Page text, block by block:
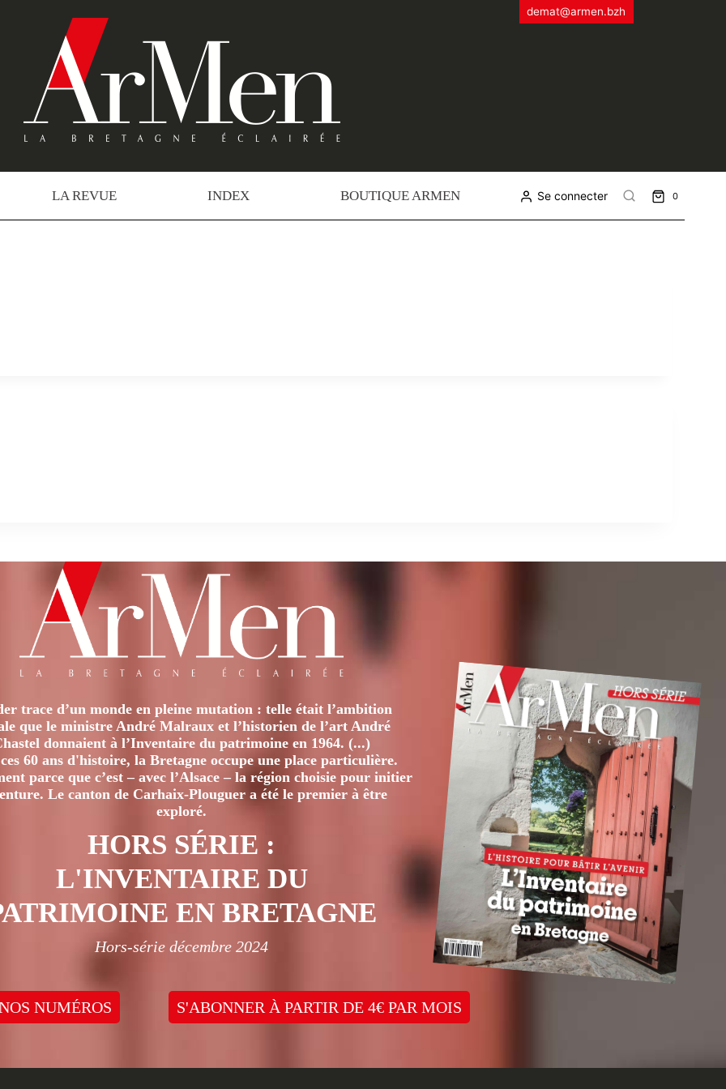
demat@armen.bzh
LA REVUE INDEX BOUTIQUE ARMEN Se connecter 0
trace d’un monde en pleine mutation : telle était l’ambition
que le ministre André Malraux et l’historien de l’art André
donnaient à l’Inventaire du patrimoine en 1964. (...)
60 ans d'histoire, la Bretagne occupe une place particulière.
parce que c’est – avec l’Alsace – la région choisie pour initier
Le canton de Carhaix-Plouguer a été le premier à être
exploré.
HORS SÉRIE :
L'INVENTAIRE DU
EN BRETAGNE
Hors-série décembre 2024
NUMÉROS S'ABONNER À PARTIR DE 4€ PAR MOIS